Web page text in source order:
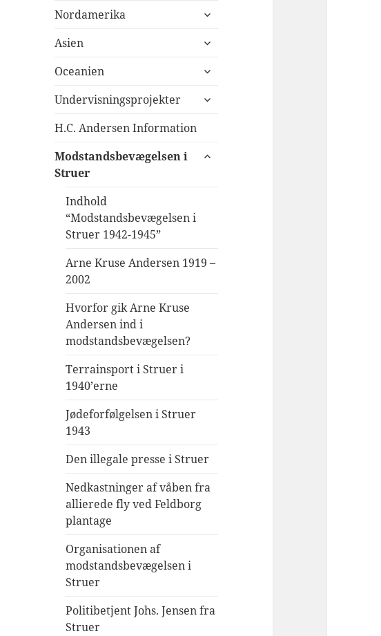
Nordamerika
udvid
Asien
udvid
Oceanien
udvid
Undervisningsprojekter
udvid
H.C. Andersen Information
Modstandsbevægelsen i
Struer
udvid
Indhold
“Modstandsbevægelsen i
Struer 1942-1945”
Arne Kruse Andersen 1919 –
2002
Hvorfor gik Arne Kruse
Andersen ind i
modstandsbevægelsen?
Terrainsport i Struer i
1940’erne
Jødeforfølgelsen i Struer
1943
Den illegale presse i Struer
Nedkastninger af våben fra
allierede fly ved Feldborg
plantage
Organisationen af
modstandsbevægelsen i
Struer
Politibetjent Johs. Jensen fra
Struer